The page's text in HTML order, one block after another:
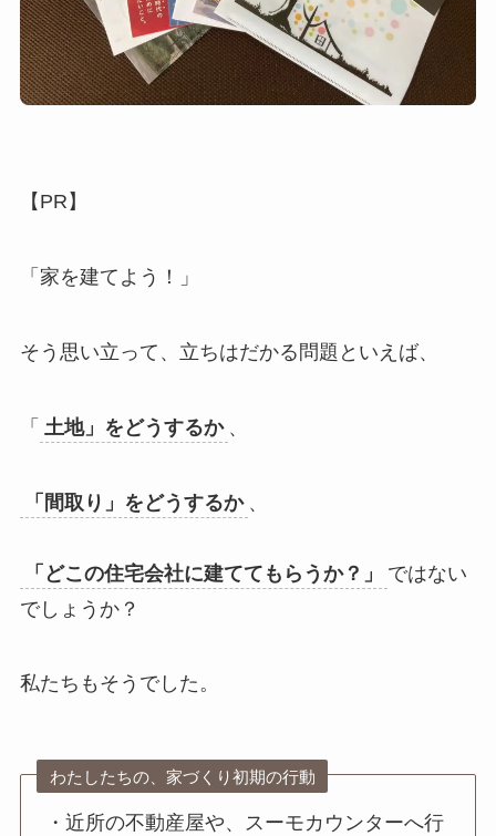
【PR】
「家を建てよう！」
そう思い立って、立ちはだかる問題といえば、
「 土地」をどうするか 、
「間取り」をどうするか 、
「どこの住宅会社に建ててもらうか？」
ではない
でしょうか？
私たちもそうでした。
わたしたちの、家づくり初期の行動
・近所の不動産屋や、スーモカウンターへ行